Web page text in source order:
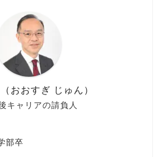
キャリアの請負人
おおすぎ じゅん）
部卒